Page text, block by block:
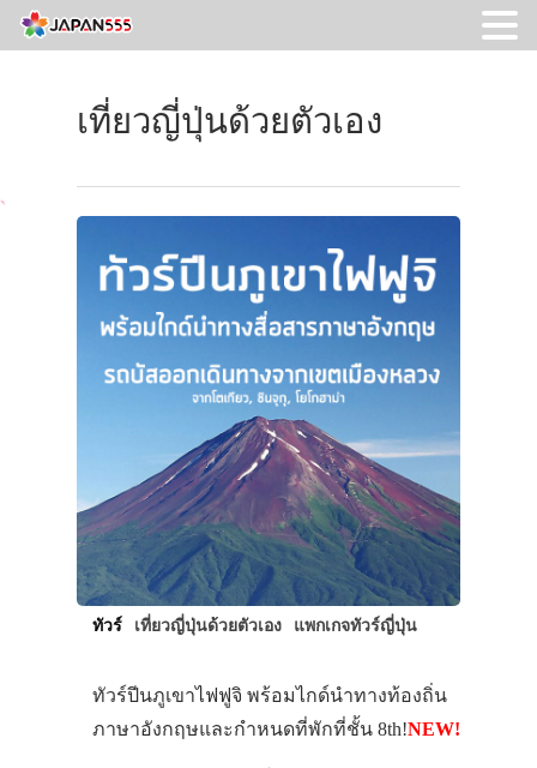
เที่ยวญี่ปุ่นด้วยตัวเอง
ทัวร์ เที่ยวญี่ปุ่นด้วยตัวเอง แพกเกจทัวร์ญี่ปุ่น
ทัวร์ปีนภูเขาไฟฟูจิ พร้อมไกด์นำทางท้องถิ่น
ภาษาอังกฤษและกำหนดที่พักที่ชั้น 8th!NEW!